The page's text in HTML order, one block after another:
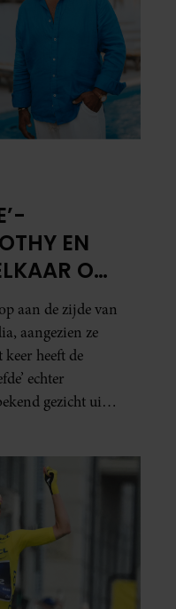
EN
OP
aan de zijde van
aangezien ze
heeft de
echter
gezicht uit